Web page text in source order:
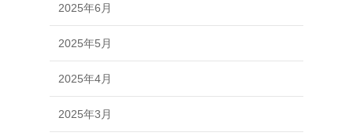
2025年6月
2025年5月
2025年4月
2025年3月